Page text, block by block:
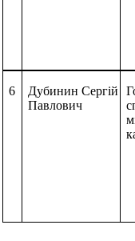
6
Дубинин Сергій
Павлович